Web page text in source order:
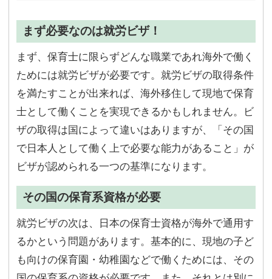
まず必要なのは就労ビザ！
まず、保育士に限らずどんな職業であれ海外で働く
ためには就労ビザが必要です。就労ビザの取得条件
を満たすことが出来れば、海外移住して現地で保育
士として働くことを実現できるかもしれません。ビ
ザの取得は国によって違いはありますが、「その国
で日本人として働く上で必要な能力があること」が
ビザが認められる一つの基準になります。
その国の保育系資格が必要
就労ビザの次は、日本の保育士資格が海外で通用す
るかという問題があります。基本的に、現地の子ど
も向けの保育園・幼稚園などで働くためには、その